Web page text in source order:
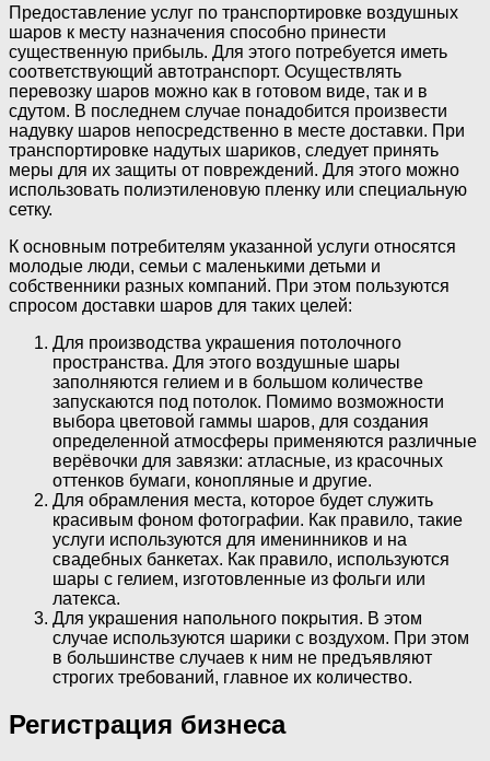
Предоставление услуг по транспортировке воздушных
шаров к месту назначения способно принести
существенную прибыль. Для этого потребуется иметь
соответствующий автотранспорт. Осуществлять
перевозку шаров можно как в готовом виде, так и в
сдутом. В последнем случае понадобится произвести
надувку шаров непосредственно в месте доставки. При
транспортировке надутых шариков, следует принять
меры для их защиты от повреждений. Для этого можно
использовать полиэтиленовую пленку или специальную
сетку.
К основным потребителям указанной услуги относятся
молодые люди, семьи с маленькими детьми и
собственники разных компаний. При этом пользуются
спросом доставки шаров для таких целей:
Для производства украшения потолочного
пространства. Для этого воздушные шары
заполняются гелием и в большом количестве
запускаются под потолок. Помимо возможности
выбора цветовой гаммы шаров, для создания
определенной атмосферы применяются различные
верёвочки для завязки: атласные, из красочных
оттенков бумаги, конопляные и другие.
Для обрамления места, которое будет служить
красивым фоном фотографии. Как правило, такие
услуги используются для именинников и на
свадебных банкетах. Как правило, используются
шары с гелием, изготовленные из фольги или
латекса.
Для украшения напольного покрытия. В этом
случае используются шарики с воздухом. При этом
в большинстве случаев к ним не предъявляют
строгих требований, главное их количество.
Регистрация бизнеса